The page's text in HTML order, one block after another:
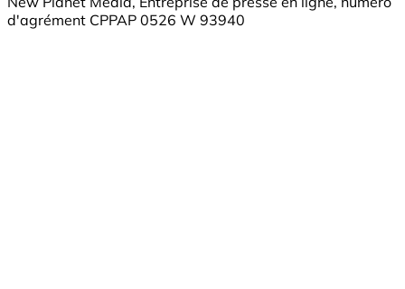
d'agrément CPPAP 0526 W 93940